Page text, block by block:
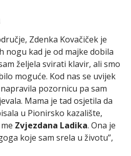
Zdenka Kovačiček je
nogu kad je od majke dobila
željela svirati klavir, ali smo
moguće. Kod nas se uvijek
pozornicu pa sam
Mama je tad osjetila da
u Pionirsko kazalište,
Zvjezdana Ladika. Ona je
koje sam srela u životu”,